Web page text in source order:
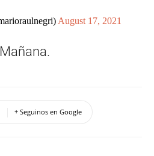
August 17, 2021
+ Seguinos en Google